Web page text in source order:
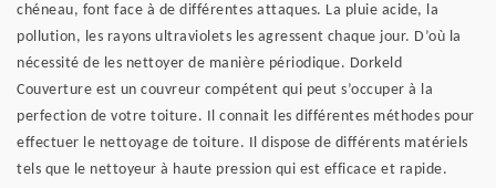
chéneau, font face à de différentes attaques. La pluie acide, la
pollution, les rayons ultraviolets les agressent chaque jour. D’où la
nécessité de les nettoyer de manière périodique. Dorkeld
Couverture est un couvreur compétent qui peut s’occuper à la
perfection de votre toiture. Il connait les différentes méthodes pour
effectuer le nettoyage de toiture. Il dispose de différents matériels
tels que le nettoyeur à haute pression qui est efficace et rapide.